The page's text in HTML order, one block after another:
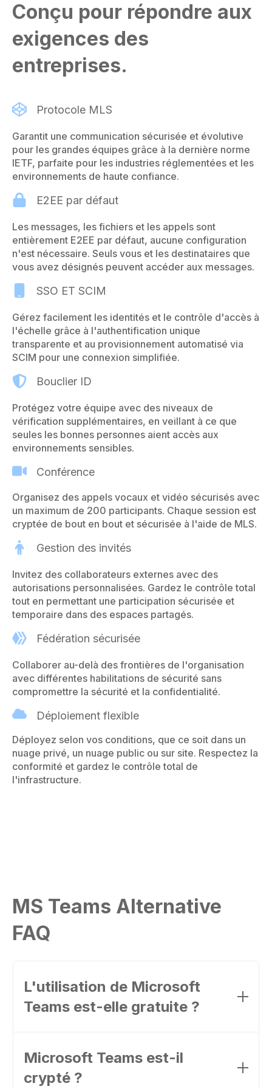
Conçu pour répondre aux
exigences des
entreprises.
Protocole MLS
Garantit une communication sécurisée et évolutive
pour les grandes équipes grâce à la dernière norme
IETF, parfaite pour les industries réglementées et les
environnements de haute confiance.
E2EE par défaut
Les messages, les fichiers et les appels sont
entièrement E2EE par défaut, aucune configuration
n'est nécessaire. Seuls vous et les destinataires que
vous avez désignés peuvent accéder aux messages.
SSO ET SCIM
Gérez facilement les identités et le contrôle d'accès à
l'échelle grâce à l'authentification unique
transparente et au provisionnement automatisé via
SCIM pour une connexion simplifiée.
Bouclier ID
Protégez votre équipe avec des niveaux de
vérification supplémentaires, en veillant à ce que
seules les bonnes personnes aient accès aux
environnements sensibles.
Conférence
Organisez des appels vocaux et vidéo sécurisés avec
un maximum de 200 participants. Chaque session est
cryptée de bout en bout et sécurisée à l'aide de MLS.
Gestion des invités
Invitez des collaborateurs externes avec des
autorisations personnalisées. Gardez le contrôle total
tout en permettant une participation sécurisée et
temporaire dans des espaces partagés.
Fédération sécurisée
Collaborer au-delà des frontières de l'organisation
avec différentes habilitations de sécurité sans
compromettre la sécurité et la confidentialité.
Déploiement flexible
Déployez selon vos conditions, que ce soit dans un
nuage privé, un nuage public ou sur site. Respectez la
conformité et gardez le contrôle total de
l'infrastructure.
MS Teams Alternative
FAQ
L'utilisation de Microsoft
Teams est-elle gratuite ?
pour les particuliers, avec des fonctions de
messagerie et d'appel de base. En revanche,
pour les entreprises, les fonctionnalités
Microsoft Teams est-il
crypté ?